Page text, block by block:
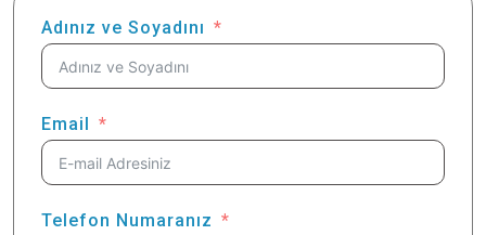
Adınız ve Soyadını
Email
Telefon Numaranız